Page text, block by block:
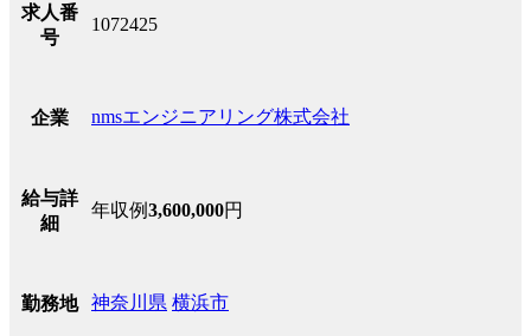
求人番
号
1072425
企業 nmsエンジニアリング株式会社
給与詳
細
年収例3,600,000円
勤務地 神奈川県 横浜市